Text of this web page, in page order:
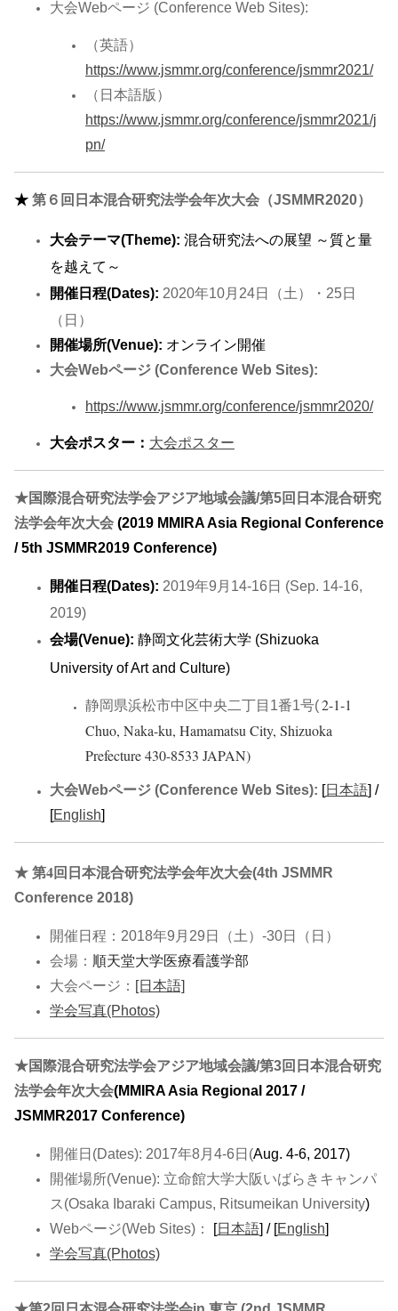
大会Webページ (Conference Web Sites):
（英語）
https://www.jsmmr.org/conference/jsmmr2021/
（日本語版）
https://www.jsmmr.org/conference/jsmmr2021/j
pn/
★ 第６回日本混合研究法学会年次大会（JSMMR2020）
大会テーマ(Theme): 混合研究法への展望 ～質と量
を越えて～
開催日程(Dates): 2020年10月24日（土）・25日
（日）
開催場所(Venue): オンライン開催
大会Webページ (Conference Web Sites):
https://www.jsmmr.org/conference/jsmmr2020/
大会ポスター： 大会ポスター
★国際混合研究法学会アジア地域会議/第5回日本混合研究
法学会年次大会 (2019 MMIRA Asia Regional Conference
/ 5th JSMMR2019 Conference)
開催日程(Dates): 2019年9月14-16日 (Sep. 14-16,
2019)
会場(Venue): 静岡文化芸術大学 (Shizuoka
University of Art and Culture)
静岡県浜松市中区中央二丁目1番1号(2-1-1
Chuo, Naka-ku, Hamamatsu City, Shizuoka
Prefecture 430-8533 JAPAN)
大会Webページ (Conference Web Sites): [日本語] /
[English]
★第4回日本混合研究法学会年次大会(4th JSMMR
Conference 2018)
開催日程： 2018年9月29日（土）-30日（日）
会場： 順天堂大学医療看護学部
大会ページ： [日本語]
学会写真(Photos)
★国際混合研究法学会アジア地域会議/第3回日本混合研究
法学会年次大会(MMIRA Asia Regional 2017 /
JSMMR2017 Conference)
開催日(Dates): 2017年8月4-6日(Aug. 4-6, 2017)
開催場所(Venue): 立命館大学大阪いばらきキャンパ
ス(Osaka Ibaraki Campus, Ritsumeikan University)
Webページ(Web Sites)：
[日本語] / [English]
学会写真(Photos)